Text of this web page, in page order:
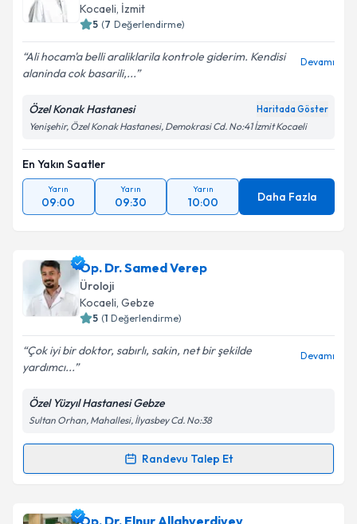
Kocaeli, İzmit
5 (7 Değerlendirme)
Ali hocam'a belli araliklarila kontrole giderim. Kendisi
alaninda cok basarili,...
Devamı
Özel Konak Hastanesi Haritada Göster
Yenişehir, Özel Konak Hastanesi, Demokrasi Cd. No:41 İzmit Kocaeli
En Yakın Saatler
Yarın
09:00
Yarın
09:30
Yarın
10:00 Daha Fazla
Op. Dr. Samed Verep
Üroloji
Kocaeli, Gebze
5 (1 Değerlendirme)
Çok iyi bir doktor, sabırlı, sakin, net bir şekilde
yardımcı...
Devamı
Özel Yüzyıl Hastanesi Gebze
Sultan Orhan, Mahallesi, İlyasbey Cd. No:38
Randevu Talep Et
Randevu Takvimi Talebi
Op. Dr. Samed Verepiçin randevu takvimi talebi
Op. Dr. Elnur Allahverdiyev